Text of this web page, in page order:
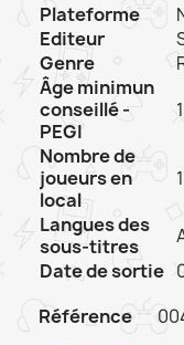
Plateforme
Editeur
Genre
Âge minimun
conseillé -
PEGI
Nombre de
joueurs en
local
1
Langues des
sous-titres
Date de sortie
Référence